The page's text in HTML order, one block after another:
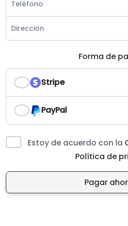
Forma de
Stripe
PayPal
Estoy de acuerdo con la
Política de
Pagar